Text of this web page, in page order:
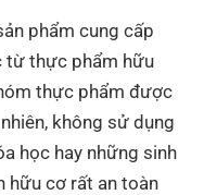
phẩm cung cấp
từ thực phẩm hữu
thực phẩm được
không sử dụng
học hay những sinh
hữu cơ rất an toàn